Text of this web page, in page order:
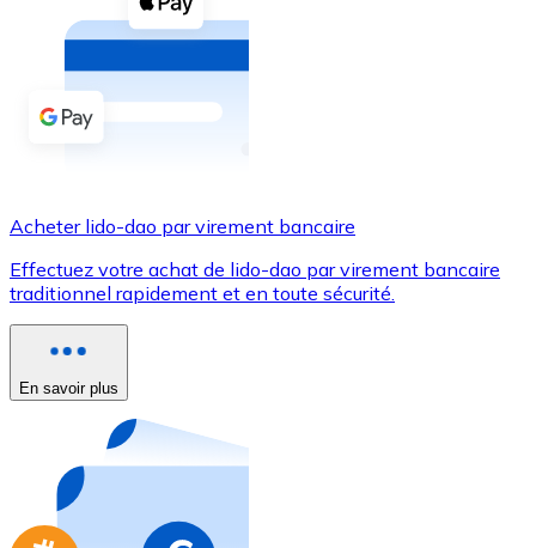
Achetez des cryptomonnaies en espèces et d'autres
Acheter avec espèces
Virement SEPA
Utilisez les cartes Visa et Mastercard pour acheter
Acheter avec carte
Nouveau
Achetez des cartes-cadeaux de vos marques
Aller à la boutique de cartes-cadeaux
Acheter lido-dao par virement bancaire
Effectuez votre achat de lido-dao par virement bancaire
traditionnel rapidement et en toute sécurité.
En savoir plus